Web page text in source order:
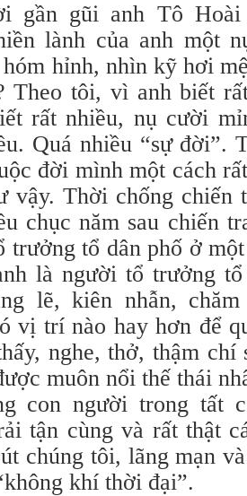
gần gũi anh Tô
lành của anh một
hỉnh, nhìn kỹ hơi
Theo tôi, vì anh biết
rất nhiều, nụ cười
Quá nhiều “sự đời”.
đời mình một cách
vậy. Thời chống chiến
chục năm sau chiến
trưởng tổ dân phố ở
là người tổ trưởng
lẽ, kiên nhẫn,
vị trí nào hay hơn để
nghe, thở, thậm
muôn nổi thế thái
con người trong tất
tận cùng và rất thật
chúng tôi, lãng mạn
khí thời đại”.